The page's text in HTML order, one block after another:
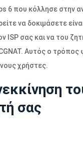
6 που κόλλησε στην
να δοκιμάσετε
ISP σας και να του
Αυτός ο τρόπος
χρήστες.
σας